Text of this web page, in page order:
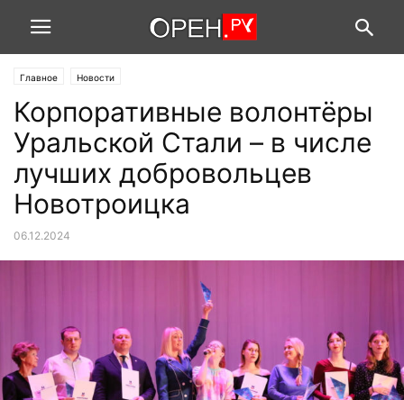
Главное Новости
Корпоративные волонтёры
Уральской Стали – в числе
лучших добровольцев
Новотроицка
06.12.2024